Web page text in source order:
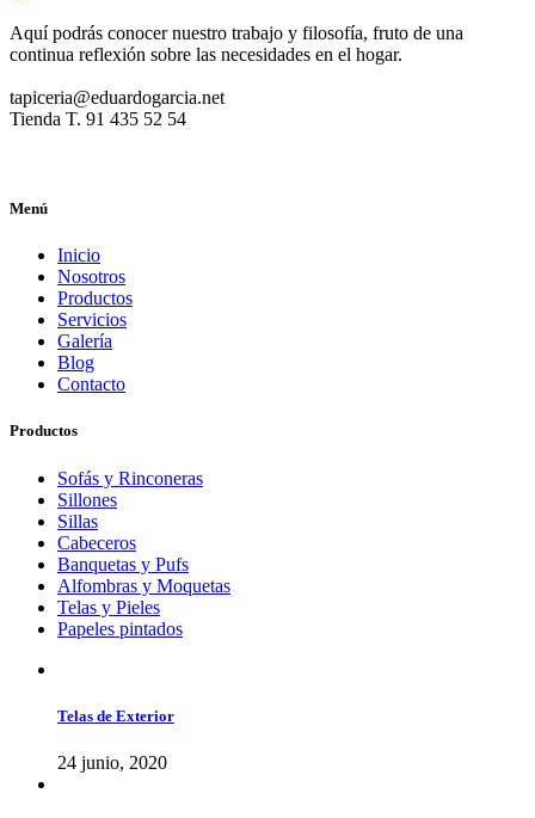
Aquí podrás conocer nuestro trabajo y filosofía, fruto de una
continua reflexión sobre las necesidades en el hogar.
tapiceria@eduardogarcia.net
Tienda T. 91 435 52 54
Menú
Inicio
Nosotros
Productos
Servicios
Galería
Blog
Contacto
Productos
Sofás y Rinconeras
Sillones
Sillas
Cabeceros
Banquetas y Pufs
Alfombras y Moquetas
Telas y Pieles
Papeles pintados
Telas de Exterior
24 junio, 2020